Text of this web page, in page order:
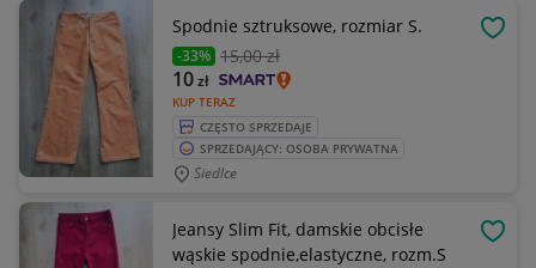
Spodnie sztruksowe, rozmiar S.
-33% 15,00 zł
KUP TERAZ
10zł
CZĘSTO SPRZEDAJE
SPRZEDAJĄCY: OSOBA PRYWATNA
Siedlce
Jeansy Slim Fit, damskie obcisłe
wąskie spodnie,elastyczne, rozm.S